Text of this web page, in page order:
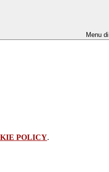
Menu
POLICY.